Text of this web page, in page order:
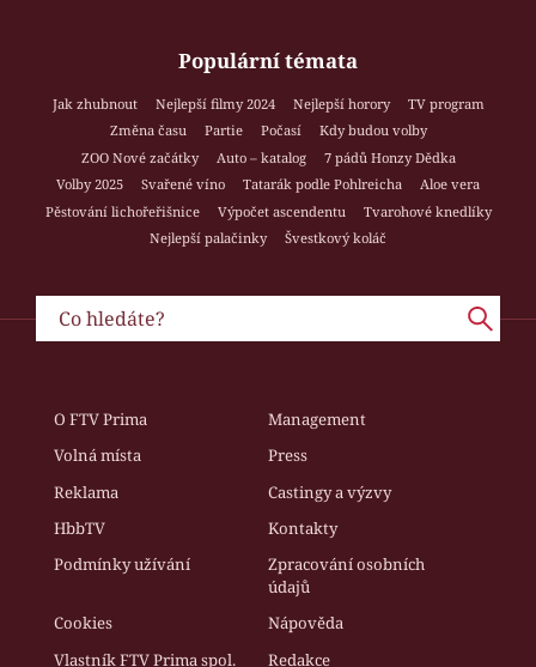
Populární témata
Jak zhubnout Nejlepší filmy 2024 Nejlepší horory
TV program
Změna času
Partie Počasí
Kdy budou volby
ZOO Nové začátky
Auto – katalog
7 pádů Honzy Dědka
Volby 2025
Svařené víno Tatarák podle Pohlreicha
Aloe vera
Pěstování lichořeřišnice
Výpočet ascendentu
Tvarohové knedlíky
Nejlepší palačinky
Švestkový koláč
O FTV Prima
Management
Volná místa
Press
Reklama
Castingy a výzvy
HbbTV
Kontakty
Podmínky užívání
Zpracování osobních
údajů
Cookies
Nápověda
Vlastník FTV Prima spol.
Redakce